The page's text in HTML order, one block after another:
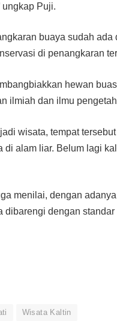
ungkap Puji.
buaya sudah
di penangkaran
hewan
ilmiah dan ilmu
wisata, tempat
di alam liar. Belum lagi
menilai, dengan
dibarengi dengan
Wisata Kaltin